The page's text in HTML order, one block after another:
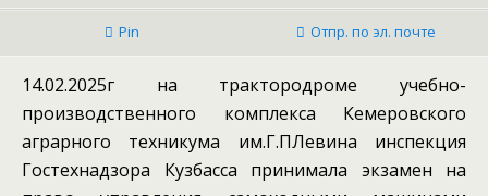
Pin Отпр. по эл. почте
14.02.2025г на трактородроме учебно-
производственного комплекса Кемеровского
аграрного техникума им.Г.ПЛевина инспекция
Гостехнадзора Кузбасса принимала экзамен на